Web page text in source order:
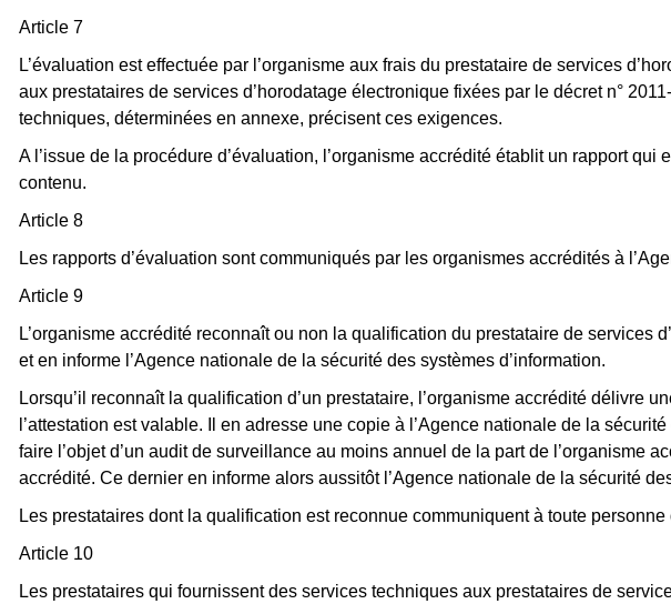
Article 7
L’évaluation est effectuée par l’organisme aux frais du prestataire de services
aux prestataires de services d’horodatage électronique fixées par le décret n°
techniques, déterminées en annexe, précisent ces exigences.
A l’issue de la procédure d’évaluation, l’organisme accrédité établit un rapport
contenu.
Article 8
Les rapports d’évaluation sont communiqués par les organismes accrédités à
Article 9
L’organisme accrédité reconnaît ou non la qualification du prestataire de
et en informe l’Agence nationale de la sécurité des systèmes d’information.
Lorsqu’il reconnaît la qualification d’un prestataire, l’organisme accrédité
l’attestation est valable. Il en adresse une copie à l’Agence nationale de la
faire l’objet d’un audit de surveillance au moins annuel de la part de l’organisme
accrédité. Ce dernier en informe alors aussitôt l’Agence nationale de la sécurité
Les prestataires dont la qualification est reconnue communiquent à toute
Article 10
Les prestataires qui fournissent des services techniques aux prestataires de